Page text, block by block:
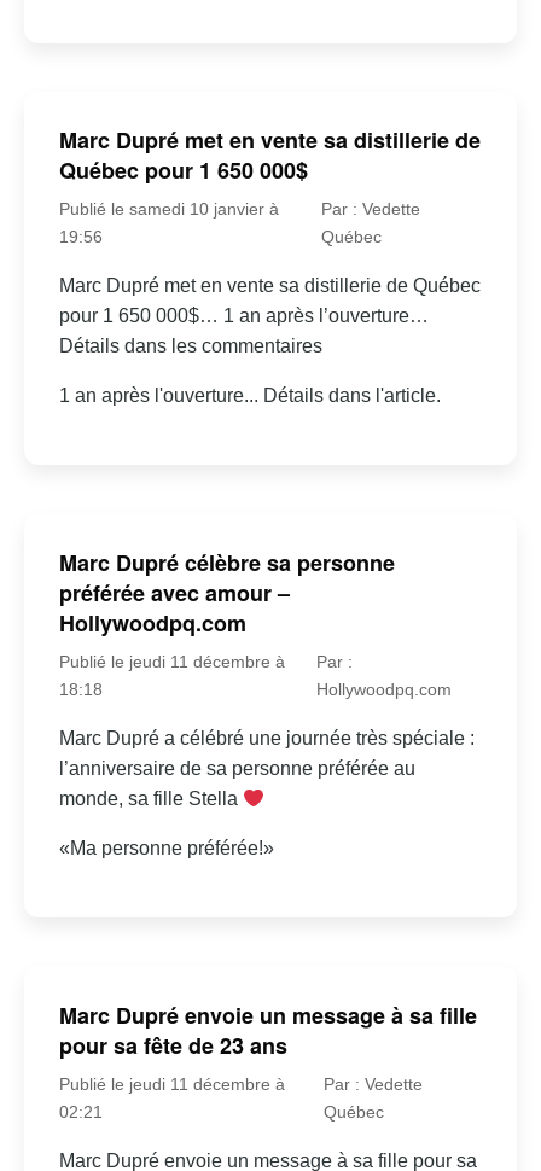
Marc Dupré met en vente sa distillerie de
Québec pour 1 650 000$
Publié le samedi 10 janvier à
19:56
Par : Vedette
Québec
Marc Dupré met en vente sa distillerie de Québec
pour 1 650 000$… 1 an après l’ouverture…
Détails dans les commentaires
1 an après l'ouverture... Détails dans l'article.
Marc Dupré célèbre sa personne
préférée avec amour –
Hollywoodpq.com
Publié le jeudi 11 décembre à
18:18
Par :
Hollywoodpq.com
Marc Dupré a célébré une journée très spéciale :
l’anniversaire de sa personne préférée au
monde, sa fille Stella
«Ma personne préférée!»
Marc Dupré envoie un message à sa fille
pour sa fête de 23 ans
Publié le jeudi 11 décembre à
02:21
Par : Vedette
Québec
Marc Dupré envoie un message à sa fille pour sa